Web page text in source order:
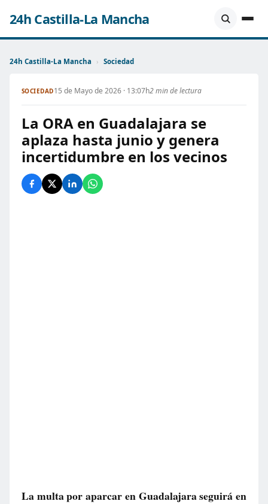
24h Castilla-La Mancha
24h Castilla-La Mancha › Sociedad
SOCIEDAD15 de Mayo de 2026 · 13:07h2 min de lectura
La ORA en Guadalajara se
aplaza hasta junio y genera
incertidumbre en los vecinos
La multa por aparcar en Guadalajara seguirá en